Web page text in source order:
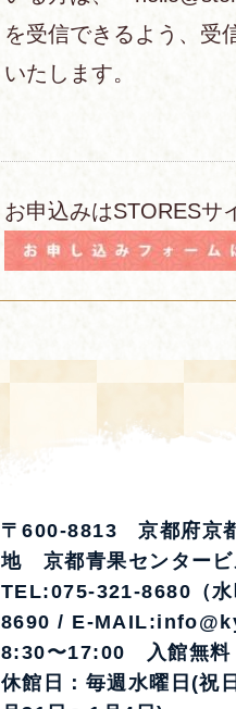
を受信できるよう、受
いたします。
お申込みはSTORESサ
〒600-8813 京都府京
地 京都青果センタービ
TEL:075-321-8680（
8690 / E-
8:30〜17:00 入館無料
休館日：毎週水曜日(祝